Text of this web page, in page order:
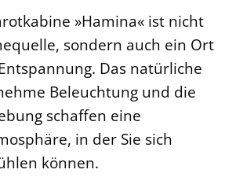
»Hamina« ist nicht
sondern auch ein Ort
Das natürliche
Beleuchtung und die
schaffen eine
in der Sie sich
können.